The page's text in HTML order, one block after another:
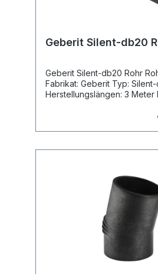
Geberit Silent-db20
Geberit Silent-db20 Rohr
Fabrikat: Geberit Typ:
Herstellungslängen: 3 Meter